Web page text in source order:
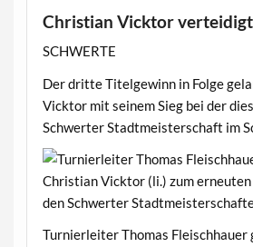
Christian Vicktor
SCHWERTE
Der dritte Titelgewinn in Folge
Vicktor mit seinem Sieg bei der
Schwerter Stadtmeisterschaft im
Turnierleiter Thomas